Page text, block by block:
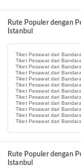
Rute Populer dengan
Istanbul
Tiket Pesawat dari
Tiket Pesawat dari
Tiket Pesawat dari
Tiket Pesawat dari
Tiket Pesawat dari
Tiket Pesawat dari
Tiket Pesawat dari
Tiket Pesawat dari
Tiket Pesawat dari
Tiket Pesawat dari
Tiket Pesawat dari
Tiket Pesawat dari
Rute Populer dengan
Istanbul